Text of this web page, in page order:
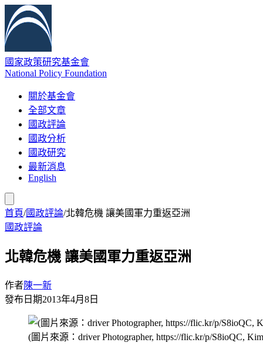
國家政策研究基金會
National Policy Foundation
關於基金會
全部文章
國政評論
國政分析
國政研究
最新消息
English
首頁/國政評論/北韓危機 讓美國軍力重返亞洲
國政評論
北韓危機 讓美國軍力重返亞洲
作者陳一新
發布日期2013年4月8日
(圖片來源：driver Photographer, https://flic.kr/p/S8ioQC,